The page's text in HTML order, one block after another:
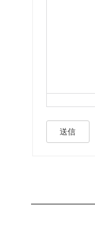
送信